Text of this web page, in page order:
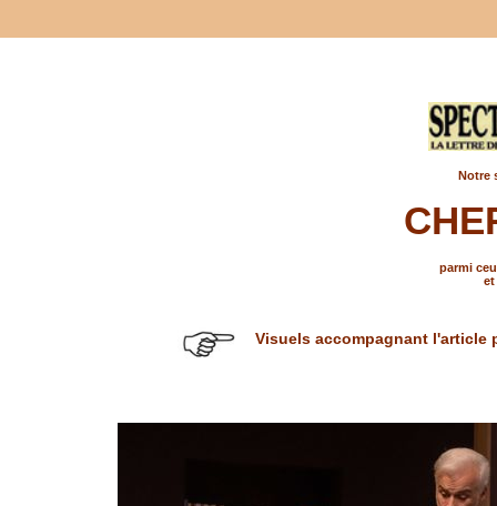
Notre
parmi
et
Visuels accompagnant l'article